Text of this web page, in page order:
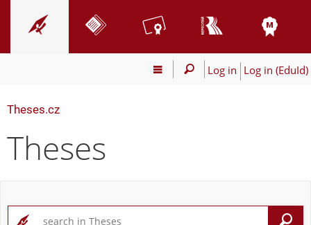
Log in Log in (EduId)
Theses.cz
Theses